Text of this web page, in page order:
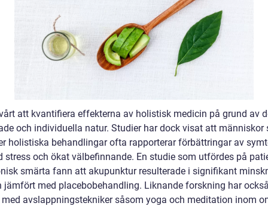
att kvantifiera effekterna av holistisk medicin på grund av
och individuella natur. Studier har dock visat att människor
holistiska behandlingar ofta rapporterar förbättringar av
stress och ökat välbefinnande. En studie som utfördes på
smärta fann att akupunktur resulterade i signifikant
jämfört med placebobehandling. Liknande forskning har
avslappningstekniker såsom yoga och meditation inom